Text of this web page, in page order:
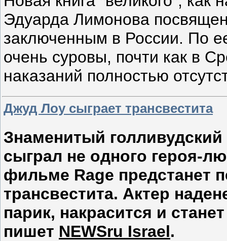
Эдуарда Лимонова
заключенным в России. По
очень суровы, почти как в
наказаний полностью
Джуд Лоу сыграет трансвестита
Знаменитый
сыграл не одного героя-
фильме Rage предстанет
трансвестита. Актер
парик, накрасится и
пишет NEWSru Israel.